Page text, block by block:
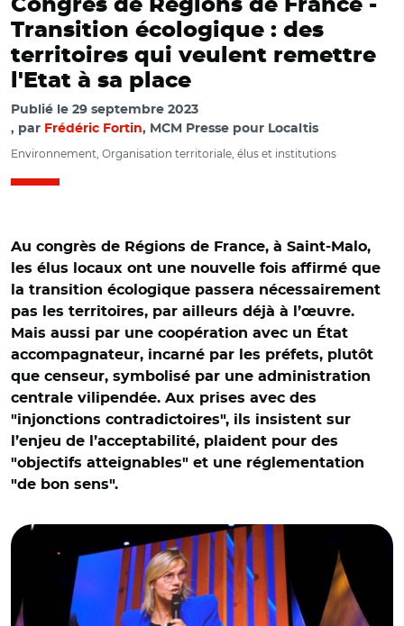
Congrès de Régions de France -
Transition écologique : des
territoires qui veulent remettre
l'Etat à sa place
Publié le 29 septembre 2023
par Frédéric Fortin, MCM Presse pour Localtis
Environnement, Organisation territoriale, élus et institutions
Au congrès de Régions de France, à Saint-Malo,
les élus locaux ont une nouvelle fois affirmé que
la transition écologique passera nécessairement
pas les territoires, par ailleurs déjà à l’œuvre.
Mais aussi par une coopération avec un État
accompagnateur, incarné par les préfets, plutôt
que censeur, symbolisé par une administration
centrale vilipendée. Aux prises avec des
"injonctions contradictoires", ils insistent sur
l’enjeu de l’acceptabilité, plaident pour des
"objectifs atteignables" et une réglementation
"de bon sens".
© @AgnesRunacher/ Table ronde « comment concilier le
développement des territoires et la préservation des
ressources naturelles ? » en présence d'Agnès Pannier-